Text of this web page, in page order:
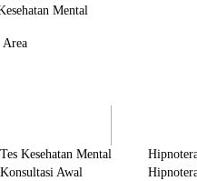
Mental
Area
Tes Kesehatan Mental
Konsultasi Awal